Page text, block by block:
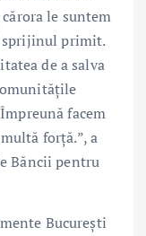
le suntem
sprijinul primit.
de a salva
facem
forță.”, a
Băncii pentru
București